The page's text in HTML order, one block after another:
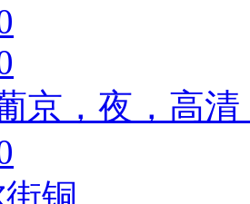
京，夜，高